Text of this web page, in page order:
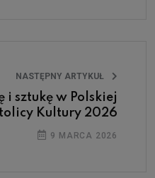
NASTĘPNY ARTYKUŁ
i sztukę w Polskiej
Kultury 2026
9 MARCA 2026